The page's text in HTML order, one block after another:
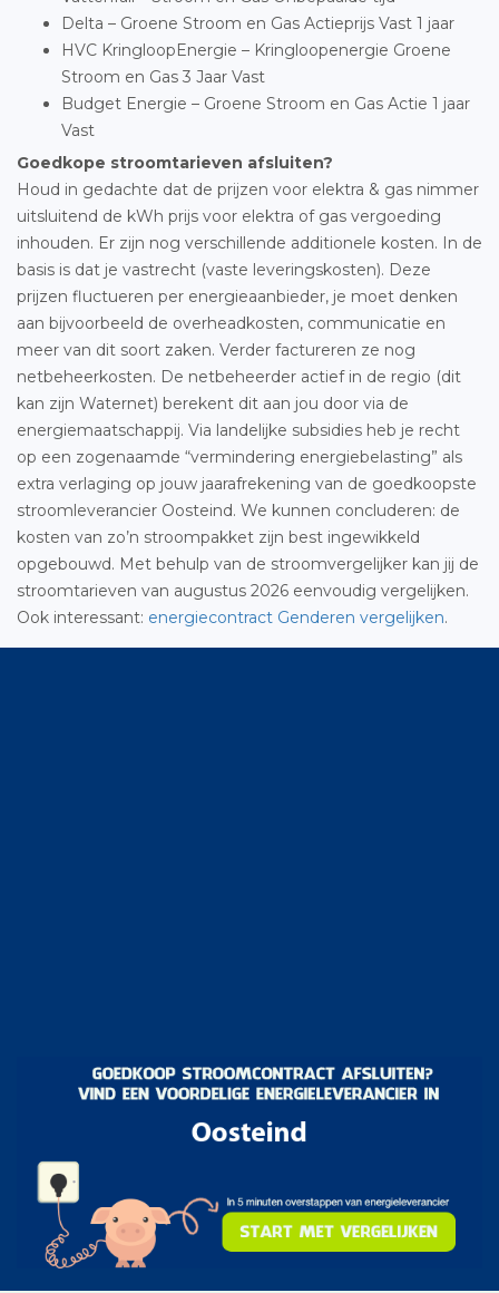
Delta – Groene Stroom en Gas Actieprijs Vast 1 jaar
HVC KringloopEnergie – Kringloopenergie Groene
Stroom en Gas 3 Jaar Vast
Budget Energie – Groene Stroom en Gas Actie 1 jaar
Vast
Goedkope stroomtarieven afsluiten?
Houd in gedachte dat de prijzen voor elektra & gas nimmer
uitsluitend de kWh prijs voor elektra of gas vergoeding
inhouden. Er zijn nog verschillende additionele kosten. In de
basis is dat je vastrecht (vaste leveringskosten). Deze
prijzen fluctueren per energieaanbieder, je moet denken
aan bijvoorbeeld de overheadkosten, communicatie en
meer van dit soort zaken. Verder factureren ze nog
netbeheerkosten. De netbeheerder actief in de regio (dit
kan zijn Waternet) berekent dit aan jou door via de
energiemaatschappij. Via landelijke subsidies heb je recht
op een zogenaamde “vermindering energiebelasting” als
extra verlaging op jouw jaarafrekening van de goedkoopste
stroomleverancier Oosteind. We kunnen concluderen: de
kosten van zo’n stroompakket zijn best ingewikkeld
opgebouwd. Met behulp van de stroomvergelijker kan jij de
stroomtarieven van augustus 2026 eenvoudig vergelijken.
Ook interessant: energiecontract Genderen vergelijken.